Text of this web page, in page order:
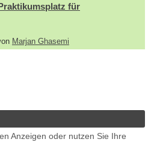
für
Marjan Ghasemi
Anzeigen oder nutzen Sie Ihre